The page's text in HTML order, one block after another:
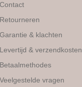
Contact
Retourneren
Garantie & klachten
Levertijd & verzendkosten
Betaalmethodes
Veelgestelde vragen